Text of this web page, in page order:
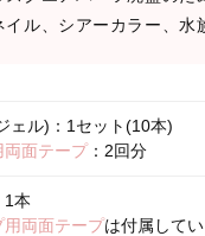
イル、シアーカラー、水
ェル)：1セット(10本)
両面テープ：2回分
1本
用両面テープは付属してい